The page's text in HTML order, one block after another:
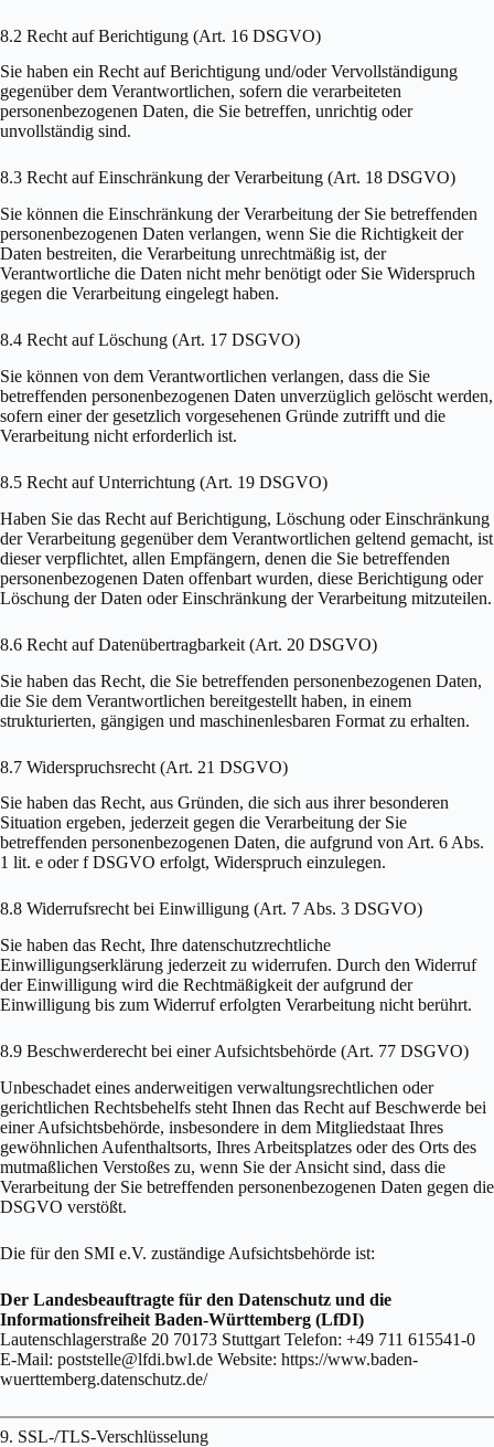
8.2 Recht auf Berichtigung (Art. 16 DSGVO)
Sie haben ein Recht auf Berichtigung und/oder Vervollständigung
gegenüber dem Verantwortlichen, sofern die verarbeiteten
personenbezogenen Daten, die Sie betreffen, unrichtig oder
unvollständig sind.
8.3 Recht auf Einschränkung der Verarbeitung (Art. 18 DSGVO)
Sie können die Einschränkung der Verarbeitung der Sie betreffenden
personenbezogenen Daten verlangen, wenn Sie die Richtigkeit der
Daten bestreiten, die Verarbeitung unrechtmäßig ist, der
Verantwortliche die Daten nicht mehr benötigt oder Sie Widerspruch
gegen die Verarbeitung eingelegt haben.
8.4 Recht auf Löschung (Art. 17 DSGVO)
Sie können von dem Verantwortlichen verlangen, dass die Sie
betreffenden personenbezogenen Daten unverzüglich gelöscht werden,
sofern einer der gesetzlich vorgesehenen Gründe zutrifft und die
Verarbeitung nicht erforderlich ist.
8.5 Recht auf Unterrichtung (Art. 19 DSGVO)
Haben Sie das Recht auf Berichtigung, Löschung oder Einschränkung
der Verarbeitung gegenüber dem Verantwortlichen geltend gemacht, ist
dieser verpflichtet, allen Empfängern, denen die Sie betreffenden
personenbezogenen Daten offenbart wurden, diese Berichtigung oder
Löschung der Daten oder Einschränkung der Verarbeitung mitzuteilen.
8.6 Recht auf Datenübertragbarkeit (Art. 20 DSGVO)
Sie haben das Recht, die Sie betreffenden personenbezogenen Daten,
die Sie dem Verantwortlichen bereitgestellt haben, in einem
strukturierten, gängigen und maschinenlesbaren Format zu erhalten.
8.7 Widerspruchsrecht (Art. 21 DSGVO)
Sie haben das Recht, aus Gründen, die sich aus ihrer besonderen
Situation ergeben, jederzeit gegen die Verarbeitung der Sie
betreffenden personenbezogenen Daten, die aufgrund von Art. 6 Abs.
1 lit. e oder f DSGVO erfolgt, Widerspruch einzulegen.
8.8 Widerrufsrecht bei Einwilligung (Art. 7 Abs. 3 DSGVO)
Sie haben das Recht, Ihre datenschutzrechtliche
Einwilligungserklärung jederzeit zu widerrufen. Durch den Widerruf
der Einwilligung wird die Rechtmäßigkeit der aufgrund der
Einwilligung bis zum Widerruf erfolgten Verarbeitung nicht berührt.
8.9 Beschwerderecht bei einer Aufsichtsbehörde (Art. 77 DSGVO)
Unbeschadet eines anderweitigen verwaltungsrechtlichen oder
gerichtlichen Rechtsbehelfs steht Ihnen das Recht auf Beschwerde bei
einer Aufsichtsbehörde, insbesondere in dem Mitgliedstaat Ihres
gewöhnlichen Aufenthaltsorts, Ihres Arbeitsplatzes oder des Orts des
mutmaßlichen Verstoßes zu, wenn Sie der Ansicht sind, dass die
Verarbeitung der Sie betreffenden personenbezogenen Daten gegen die
DSGVO verstößt.
Die für den SMI e.V. zuständige Aufsichtsbehörde ist:
Der Landesbeauftragte für den Datenschutz und die
Informationsfreiheit Baden-Württemberg (LfDI)
Lautenschlagerstraße 20 70173 Stuttgart Telefon: +49 711 615541-0
E-Mail: poststelle@lfdi.bwl.de Website: https://www.baden-
wuerttemberg.datenschutz.de/
9. SSL-/TLS-Verschlüsselung